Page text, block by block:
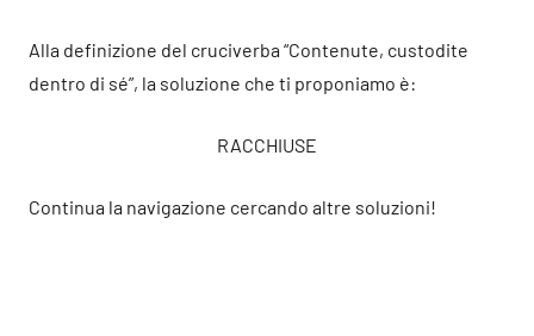
Alla definizione del cruciverba “Contenute, custodite
dentro di sé”, la soluzione che ti proponiamo è:
RACCHIUSE
Continua la navigazione cercando altre soluzioni!